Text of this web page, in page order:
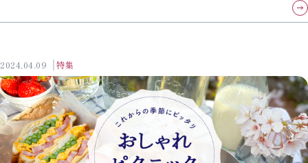
2024.04.09 特集